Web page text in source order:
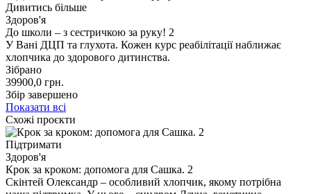
Дивитись більше
Здоров'я
До школи – з сестричкою за руку! 2
У Вані ДЦП та глухота. Кожен курс реабілітації наближає
хлопчика до здорового дитинства.
Зібрано
39900,0 грн.
Збір завершено
Показати всі
Схожі проєкти
Підтримати
Здоров'я
Крок за кроком: допомога для Сашка. 2
Скінтей Олександр – особливий хлопчик, якому потрібна